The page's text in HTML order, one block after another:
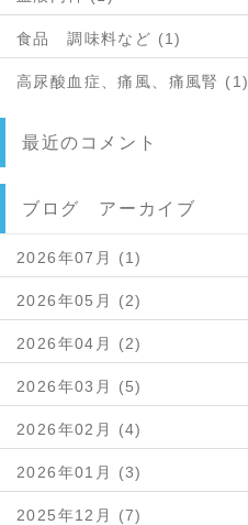
食品 調味料など (1)
高尿酸血症、痛風、痛風腎 (1)
最近のコメント
ブログ アーカイブ
2026年07月 (1)
2026年05月 (2)
2026年04月 (2)
2026年03月 (5)
2026年02月 (4)
2026年01月 (3)
2025年12月 (7)